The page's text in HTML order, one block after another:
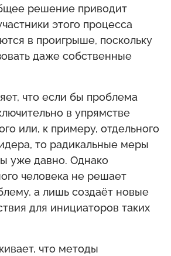
решение приводит
этого процесса
в проигрыше, поскольку
даже собственные
что если бы проблема
в упрямстве
или, к примеру, отдельного
то радикальные меры
уже давно. Однако
человека не решает
а лишь создаёт новые
для инициаторов таких
что методы